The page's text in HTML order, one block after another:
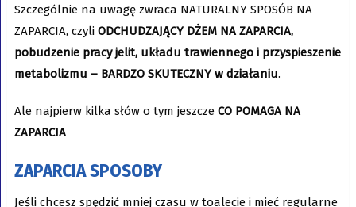
Szczególnie na uwagę zwraca NATURALNY SPOSÓB NA
ZAPARCIA, czyli ODCHUDZAJĄCY DŻEM NA ZAPARCIA,
pobudzenie pracy jelit, układu trawiennego i przyspieszenie
metabolizmu – BARDZO SKUTECZNY w działaniu.
Ale najpierw kilka słów o tym jeszcze CO POMAGA NA
ZAPARCIA
ZAPARCIA SPOSOBY
Jeśli chcesz spędzić mniej czasu w toalecie i mieć regularne